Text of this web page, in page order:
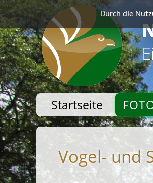
Durch die
Startseite
Vogel- und